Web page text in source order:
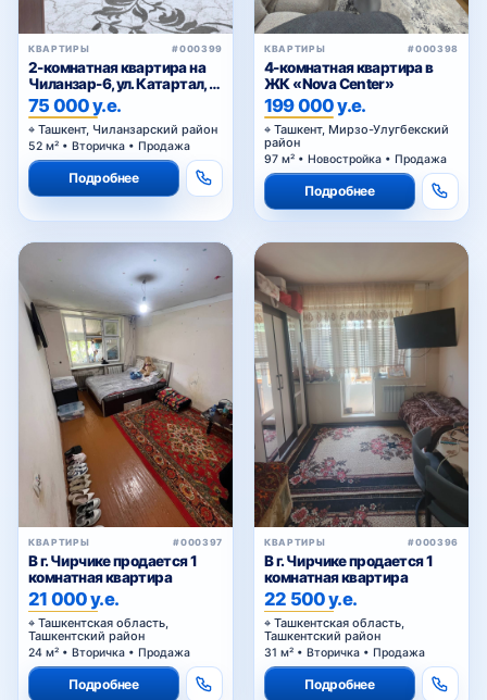
2-комнатная квартира на
Чиланзар-6, ул. Катартал, с
мебелью и техникой
75 000 у.е.
Ташкент, Чиланзарский район
52 м² • Вторичка • Продажа
Подробнее
4-комнатная квартира в
ЖК «Nova Center»
199 000 у.е.
Ташкент, Мирзо-Улугбекский
район
97 м² • Новостройка • Продажа
Подробнее
#000397
В г. Чирчике продается 1
комнатная квартира
21 000 у.е.
Ташкентская область,
Ташкентский район
24 м² • Вторичка • Продажа
Подробнее
#000396
В г. Чирчике продается 1
комнатная квартира
22 500 у.е.
Ташкентская область,
Ташкентский район
31 м² • Вторичка • Продажа
Подробнее